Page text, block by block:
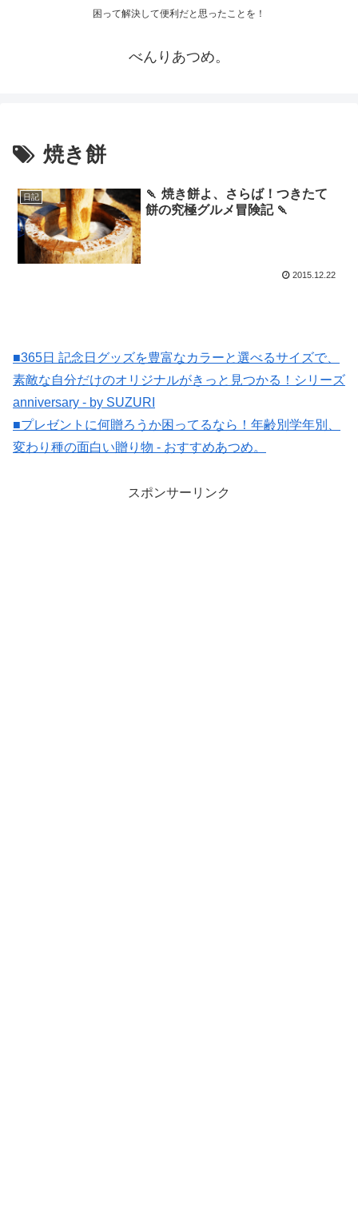
困って解決して便利だと思ったことを！
べんりあつめ。
焼き餅
日記
🍡 焼き餅よ、さらば！つきたて
餅の究極グルメ冒険記 🍡
2015.12.22
■365日 記念日グッズを豊富なカラーと選べるサイズで、
素敵な自分だけのオリジナルがきっと見つかる！シリーズ
anniversary - by SUZURI
■プレゼントに何贈ろうか困ってるなら！年齢別学年別、
変わり種の面白い贈り物 - おすすめあつめ。
スポンサーリンク